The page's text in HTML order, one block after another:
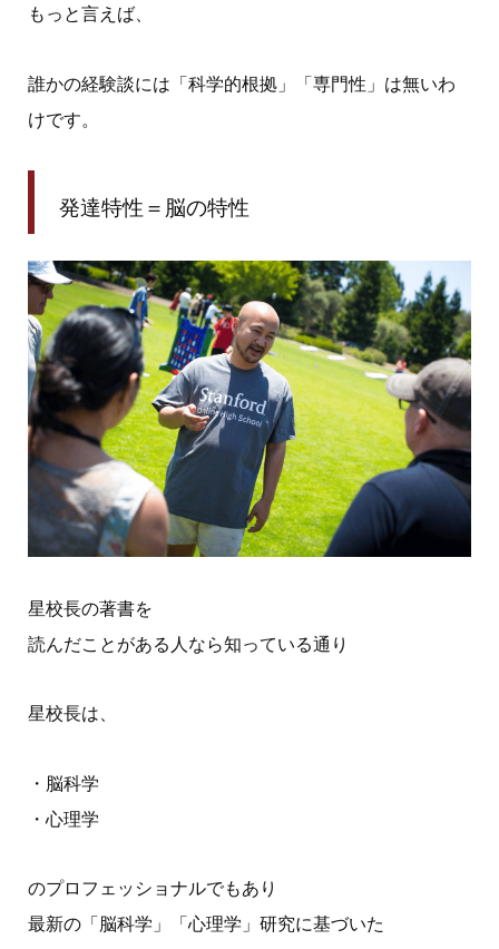
もっと言えば、
誰かの経験談には「科学的根拠」「専門性」は無いわ
けです。
発達特性＝脳の特性
星校長の著書を
読んだことがある人なら知っている通り
星校長は、
・脳科学
・心理学
のプロフェッショナルでもあり
最新の「脳科学」「心理学」研究に基づいた